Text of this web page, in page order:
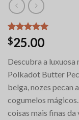
Classificado
com5.00
base em
6
classificações
de clientes
$25.00
Descubra a
Polkadot Butter
belga, nozes pecan
cogumelos
coisas mais finas